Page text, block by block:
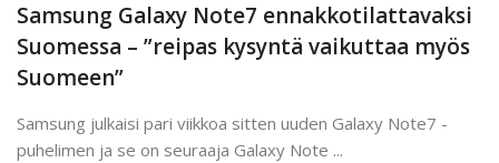
Samsung Galaxy Note7 ennakkotilattavaksi
Suomessa – ”reipas kysyntä vaikuttaa myös
Suomeen”
Samsung julkaisi pari viikkoa sitten uuden Galaxy Note7 -
puhelimen ja se on seuraaja Galaxy Note ...